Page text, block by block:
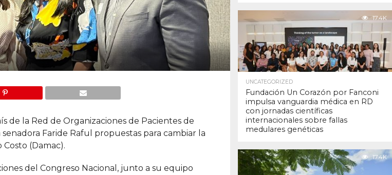
de la Red de Organizaciones de Pacientes de
Faride Raful propuestas para cambiar la
(Damac).
del Congreso Nacional, junto a su equipo
17.4K
UNCATEGORIZED
Fundación Un Corazón por Fanconi
impulsa vanguardia médica en RD
con jornadas científicas
internacionales sobre fallas
medulares genéticas
17.4K